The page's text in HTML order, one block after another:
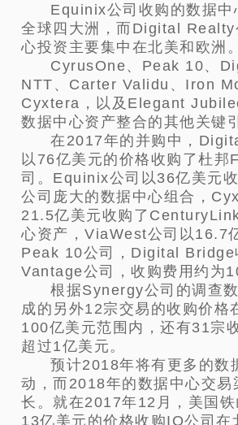
Equinix公司收购的数据中
全球四大洲，而Digital Realty
心投资主要集中在北美和欧洲。
CyrusOne、Peak 10、
NTT、Carter Validu、Iron
Cyxtera，以及Elegant
数据中心资产整合的其他关键
在2017年的并购中，
以76亿美元的价格收购了杜邦
司。Equinix公司以36亿美元
公司庞大的数据中心组合，
21.5亿美元收购了
心资产，ViaWest公司以16.7
Peak 10公司，Digital Bridge
Vantage公司，收购费用约为
根据Synergy公司的调查
成的另外12宗交易的收购价格
100亿美元范围内，还有31宗
超过1亿美元。
预计2018年将有更多的数
动，而2018年的数据中心交易
长。就在2017年12月，美国铁
13亿美元的价格收购IO公司在